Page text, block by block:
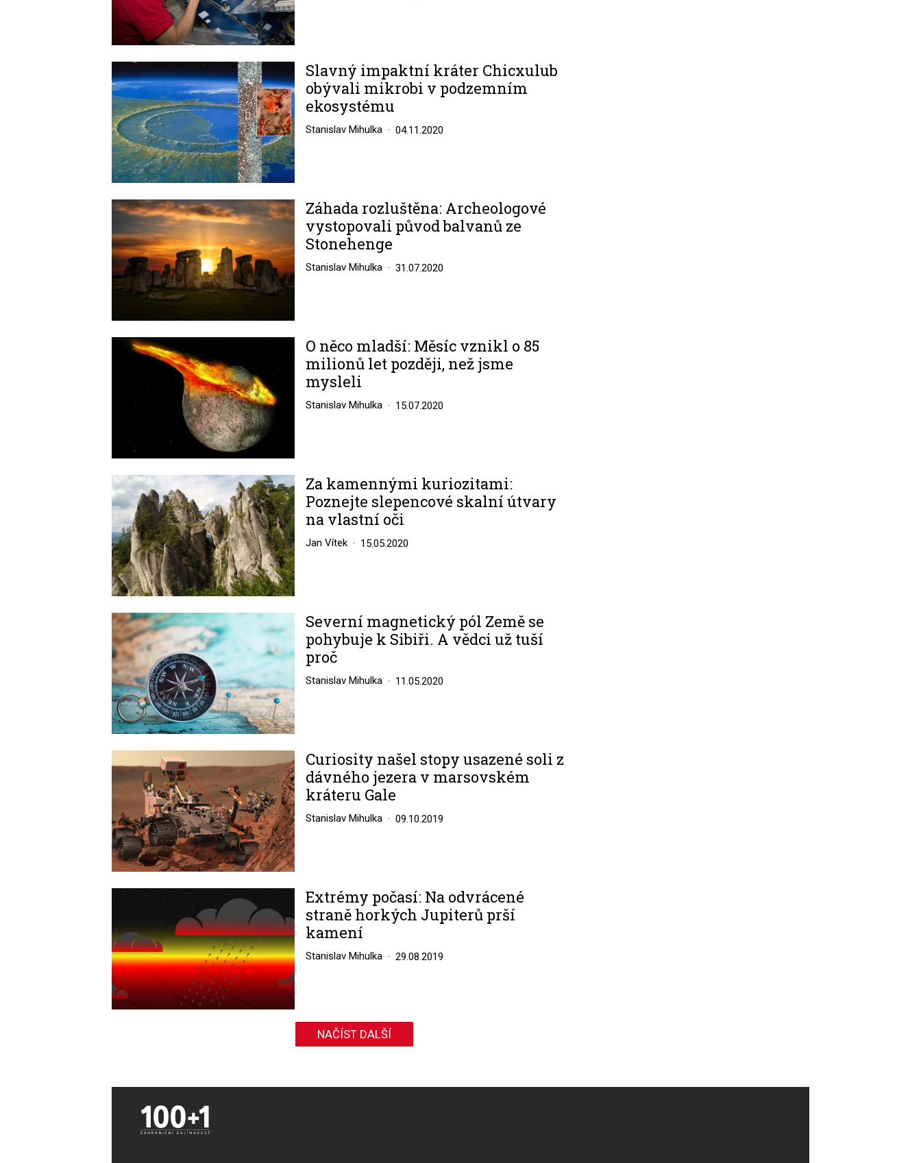
Image
Slavný impaktní kráter Chicxulub
obývali mikrobi v podzemním
ekosystému
Stanislav Mihulka 04.11.2020
Image
Záhada rozluštěna: Archeologové
vystopovali původ balvanů ze
Stonehenge
Stanislav Mihulka 31.07.2020
Image
O něco mladší: Měsíc vznikl o 85
milionů let později, než jsme
mysleli
Stanislav Mihulka 15.07.2020
Image
Za kamennými kuriozitami:
Poznejte slepencové skalní útvary
na vlastní oči
Jan Vítek 15.05.2020
Image
Severní magnetický pól Země se
pohybuje k Sibiři. A vědci už tuší
proč
Stanislav Mihulka 11.05.2020
Curiosity našel stopy usazené soli z
dávného jezera v marsovském
kráteru Gale
Stanislav Mihulka 09.10.2019
Image
Extrémy počasí: Na odvrácené
straně horkých Jupiterů prší
kamení
Stanislav Mihulka 29.08.2019
NAČÍST DALŠÍ